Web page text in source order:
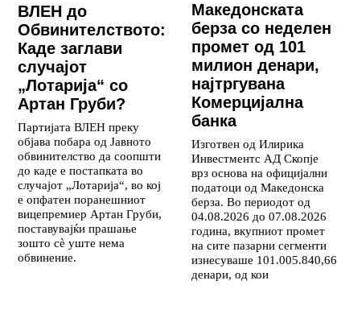
ВЛЕН до
Обвинителството:
Каде заглави
случајот
„Лотарија“ со
Артан Груби?
Партијата ВЛЕН преку
објава побара од Јавното
обвинителство да соопшти
до каде е постапката во
случајот „Лотарија“, во кој
е опфатен поранешниот
вицепремиер Артан Груби,
поставувајќи прашање
зошто сè уште нема
обвинение.
Македонската
берза со неделен
промет од 101
милион денари,
најтргувана
Комерцијална
банка
Изготвен од Илирика
Инвестментс АД Скопје
врз основа на официјални
податоци од Македонска
берза. Во периодот од
04.08.2026 до 07.08.2026
година, вкупниот промет
на сите пазарни сегменти
изнесуваше 101.005.840,66
денари, од кои